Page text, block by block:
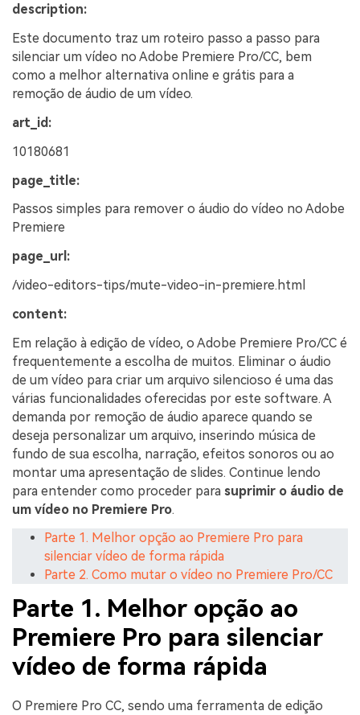
description:
Este documento traz um roteiro passo a passo para
silenciar um vídeo no Adobe Premiere Pro/CC, bem
como a melhor alternativa online e grátis para a
remoção de áudio de um vídeo.
art_id:
10180681
page_title:
Passos simples para remover o áudio do vídeo no Adobe
Premiere
page_url:
/video-editors-tips/mute-video-in-premiere.html
content:
Em relação à edição de vídeo, o Adobe Premiere Pro/CC é
frequentemente a escolha de muitos. Eliminar o áudio
de um vídeo para criar um arquivo silencioso é uma das
várias funcionalidades oferecidas por este software. A
demanda por remoção de áudio aparece quando se
deseja personalizar um arquivo, inserindo música de
fundo de sua escolha, narração, efeitos sonoros ou ao
montar uma apresentação de slides. Continue lendo
para entender como proceder para suprimir o áudio de
um vídeo no Premiere Pro.
Parte 1. Melhor opção ao Premiere Pro para
silenciar vídeo de forma rápida
Parte 2. Como mutar o vídeo no Premiere Pro/CC
Parte 1. Melhor opção ao
Premiere Pro para silenciar
vídeo de forma rápida
O Premiere Pro CC, sendo uma ferramenta de edição